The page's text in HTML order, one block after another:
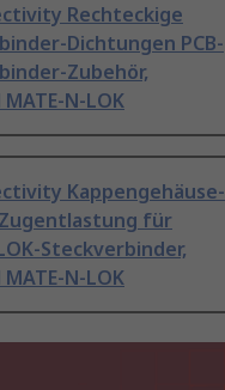
Rechteckige
Dichtungen PCB-
Zubehör,
N-LOK
Kappengehäuse-
für
Steckverbinder,
N-LOK